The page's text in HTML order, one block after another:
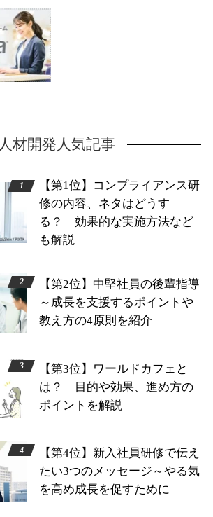
人材開発人気記事
【第1位】コンプライアンス研
修の内容、ネタはどうす
る？ 効果的な実施方法など
も解説
【第2位】中堅社員の後輩指導
～成長を支援するポイントや
教え方の4原則を紹介
【第3位】ワールドカフェと
は？ 目的や効果、進め方の
ポイントを解説
【第4位】新入社員研修で伝え
たい3つのメッセージ～やる気
を高め成長を促すために